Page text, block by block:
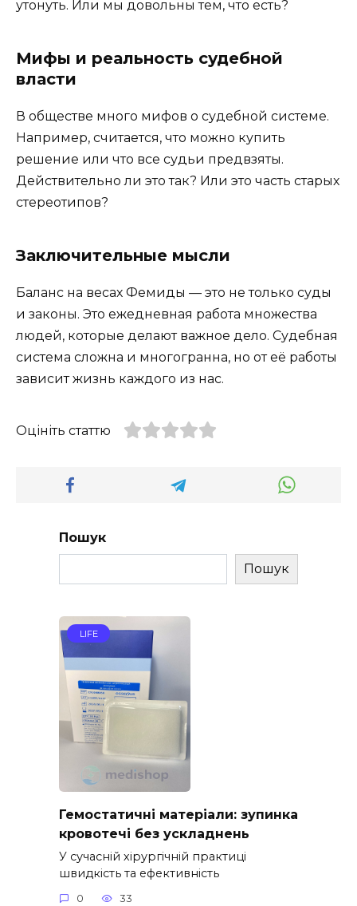
утонуть. Или мы довольны тем, что есть?
Мифы и реальность судебной
власти
В обществе много мифов о судебной системе.
Например, считается, что можно купить
решение или что все судьи предвзяты.
Действительно ли это так? Или это часть старых
стереотипов?
Заключительные мысли
Баланс на весах Фемиды — это не только суды
и законы. Это ежедневная работа множества
людей, которые делают важное дело. Судебная
система сложна и многогранна, но от её работы
зависит жизнь каждого из нас.
Оцініть статтю
Пошук
Пошук
LIFE
Гемостатичні матеріали: зупинка
кровотечі без ускладнень
У сучасній хірургічній практиці
швидкість та ефективність
0 33